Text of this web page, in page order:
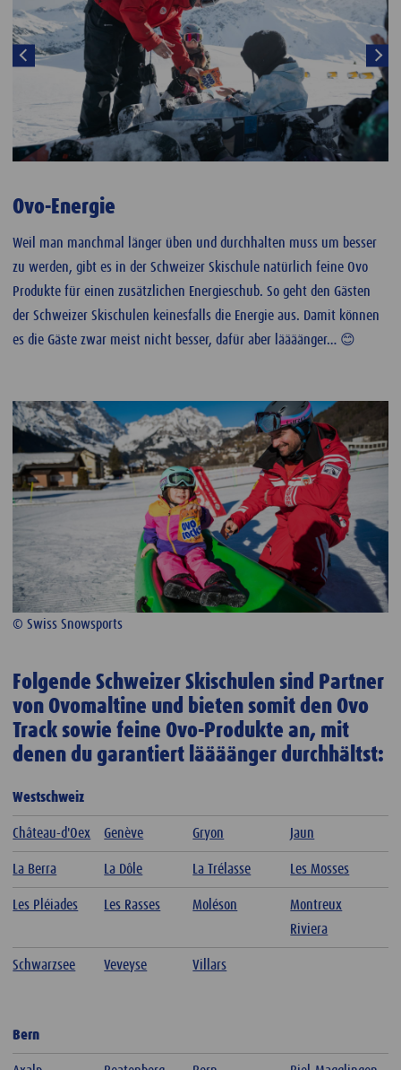
Ovo-Energie
Weil man manchmal länger üben und durchhalten muss um besser
zu werden, gibt es in der Schweizer Skischule natürlich feine Ovo
Produkte für einen zusätzlichen Energieschub. So geht den Gästen
der Schweizer Skischulen keinesfalls die Energie aus. Damit können
es die Gäste zwar meist nicht besser, dafür aber läääänger… 😊
© Swiss Snowsports
Folgende Schweizer Skischulen sind Partner
von Ovomaltine und bieten somit den Ovo
Track sowie feine Ovo-Produkte an, mit
denen du garantiert läääänger durchhältst:
Westschweiz
Château-d'Oex Genève Gryon Jaun
La Berra La Dôle La Trélasse Les Mosses
Les Pléiades Les Rasses Moléson
Montreux
Riviera
Schwarzsee Veveyse Villars
Bern